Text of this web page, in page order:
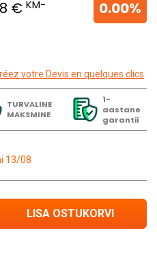
€KM-
0.00%
votre Devis en quelques clics
TURVALINE
MAKSMINE
1-
aastane
garantii
13/08
LISA OSTUKORVI